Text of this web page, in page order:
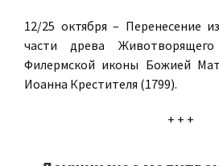
12/25 октября – Перенесение
части древа Животворящего
Филермской иконы Божией
Иоанна Крестителя (1799).
+ + +